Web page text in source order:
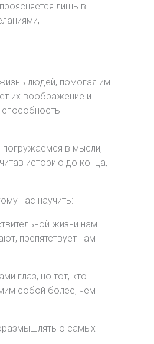
лишь в
людей, помогая им
их воображение и
погружаемся в мысли,
историю до конца,
нас научить:
жизни нам
препятствует нам
глаз, но тот, кто
собой более, чем
о самых